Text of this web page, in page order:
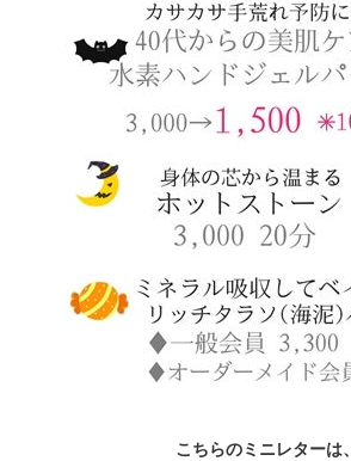
こちらのミニレターは、